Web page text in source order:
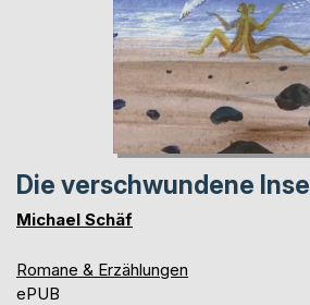
Die verschwundene Insel
Michael Schäf
Romane & Erzählungen
ePUB